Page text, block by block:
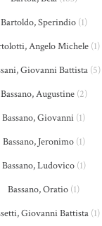
Bartoldo, Sperindio(1)
Angelo Michele(1)
Giovanni Battista(5)
Bassano, Augustine(2)
Bassano, Giovanni (1)
Bassano, Jeronimo(1)
Bassano, Ludovico(1)
Bassano, Oratio (1)
Giovanni Battista (1)